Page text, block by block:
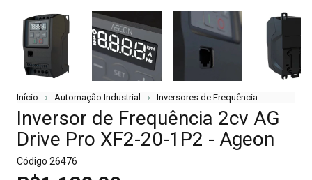
Início Automação Industrial Inversores de Frequência
Inversor de Frequência 2cv AG
Drive Pro XF2-20-1P2 - Ageon
Código 26476